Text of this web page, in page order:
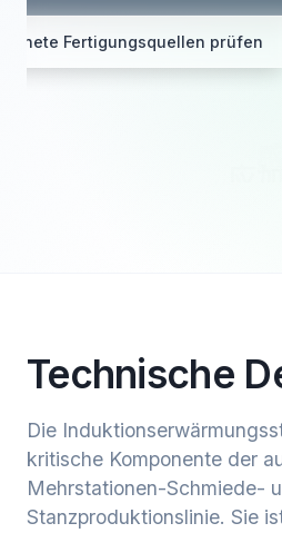
Fertigungsquellen prüfen
Technische
Die
kritische Komponente der
Mehrstationen-Schmiede-
Stanzproduktionslinie. Sie